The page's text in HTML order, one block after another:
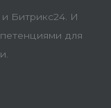
Битрикс24. И
для